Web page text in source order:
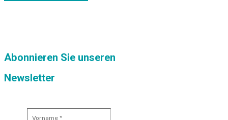
Abonnieren Sie unseren
Newsletter